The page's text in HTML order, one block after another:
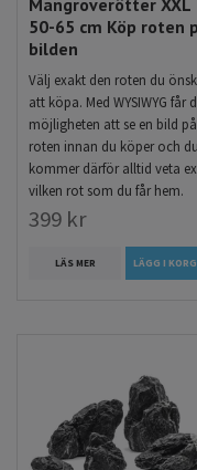
vacker och trygg miljö
Mangroverötter XXL
50-65 cm Köp roten
bilden
Välj exakt den roten du
att köpa. Med WYSIWYG får
möjligheten att se en bild på
roten innan du köper och du
kommer därför alltid veta
vilken rot som du får hem.
399 kr
LÄS MER LÄGG I